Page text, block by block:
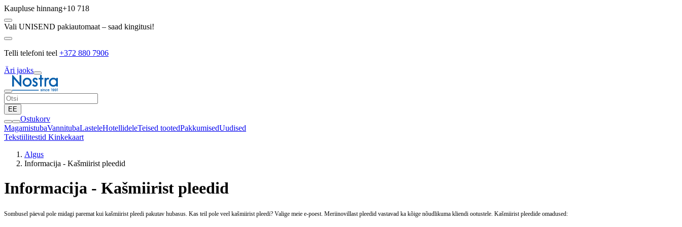
Kaupluse hinnang+10 718
Vali UNISEND pakiautomaat – saad kingitusi!
Telli telefoni teel +372 880 7906
Äri jaoks
EE
Ostukorv
MagamistubaVannitubaLasteleHotellideleTeised tootedPakkumisedUudised
Tekstiilitestid Kinkekaart
Algus
Informacija - Kašmiirist pleedid
Informacija - Kašmiirist pleedid
Sombusel päeval pole midagi paremat kui kašmiirist pleedi pakutav hubasus. Kas teil pole veel kašmiirist pleedi? Valige meie e-poest. Meriinovillast pleedid vastavad ka kõige nõudlikuma kliendi ootustele. Kašmiirist pleedide omadused: